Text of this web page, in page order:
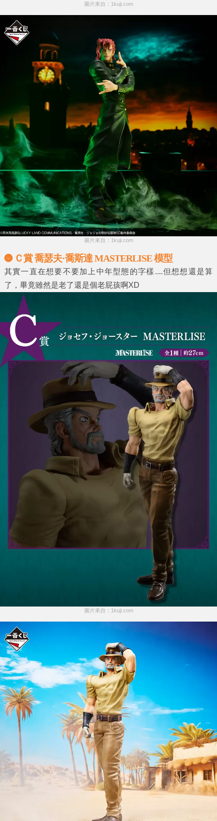
圖片來自：1kuji.com
圖片來自：1kuji.com
Ｃ賞 喬瑟夫·喬斯達 MASTERLISE 模型
其實一直在想要不要加上中年型態的字樣....但想想還是算
了，畢竟雖然是老了還是個老屁孩啊XD
圖片來自：1kuji.com